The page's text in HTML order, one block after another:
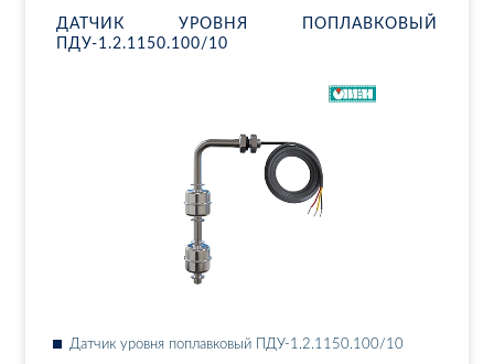
ДАТ­ЧИК УРОВ­НЯ ПО­ПЛАВ­КО­ВЫЙ
ПДУ-1.2.1150.100/10
Дат­чик уров­ня по­плав­ко­вый ПДУ-1.2.1150.100/10